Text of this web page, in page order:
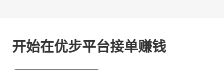
开始在优步平台接单赚钱